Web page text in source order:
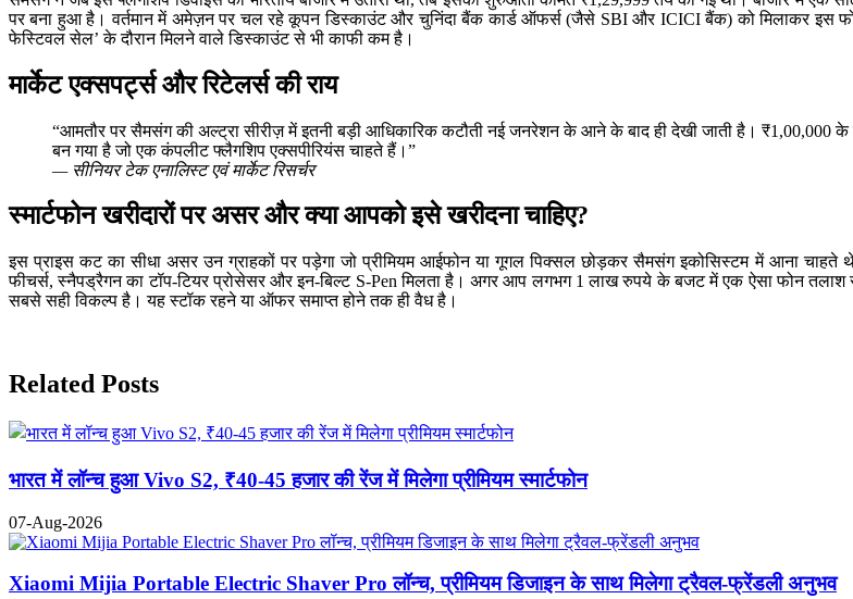
पर बना हुआ है। वर्तमान में अमेज़न पर चल रहे कूपन डिस्काउंट और चुनिंदा बैंक कार्ड ऑफर्स (जैसे SBI और ICICI बैंक) को मिलाकर इस
फेस्टिवल सेल’ के दौरान मिलने वाले डिस्काउंट से भी काफी कम है।
मार्केट एक्सपर्ट्स और रिटेलर्स की राय
“आमतौर पर सैमसंग की अल्ट्रा सीरीज़ में इतनी बड़ी आधिकारिक कटौती नई जनरेशन के आने के बाद ही देखी जाती है।
बन गया है जो एक कंपलीट फ्लैगशिप एक्सपीरियंस चाहते हैं।”
— सीनियर टेक एनालिस्ट एवं मार्केट रिसर्चर
स्मार्टफोन खरीदारों पर असर और क्या आपको इसे खरीदना चाहिए?
इस प्राइस कट का सीधा असर उन ग्राहकों पर पड़ेगा जो प्रीमियम आईफोन या गूगल पिक्सल छोड़कर सैमसंग इकोसिस्टम में आना
फीचर्स, स्नैपड्रैगन का टॉप-टियर प्रोसेसर और इन-बिल्ट S-Pen मिलता है। अगर आप लगभग 1 लाख रुपये के बजट में एक ऐसा फोन
सबसे सही विकल्प है। यह स्टॉक रहने या ऑफर समाप्त होने तक ही वैध है।
Related Posts
भारत में लॉन्च हुआ Vivo S2, ₹40-45 हजार की रेंज में मिलेगा प्रीमियम स्मार्टफोन
07-Aug-2026
Xiaomi Mijia Portable Electric Shaver Pro लॉन्च, प्रीमियम डिजाइन के साथ मिलेगा ट्रैवल-फ्रेंडली अनुभव